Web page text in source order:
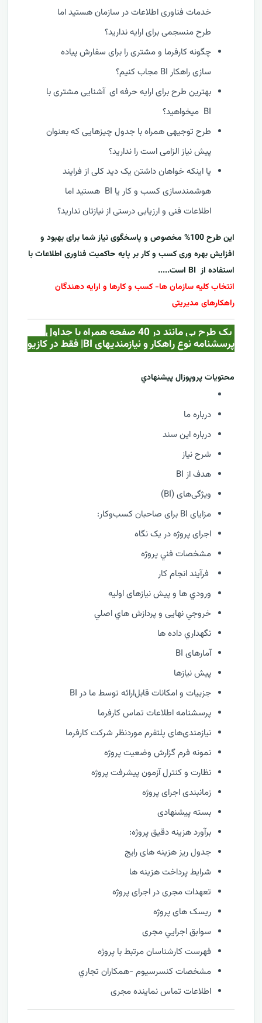
خدمات فناوری اطلاعات در سازمان هستید اما
طرح منسجمی برای ارایه ندارید؟
چگونه کارفرما و مشتری را برای سفارش پیاده
سازی راهکار BI مجاب کنیم؟
بهترین طرح برای ارایه حرفه ای آشنایی مشتری با
BI میخواهید؟
طرح توجیهی همراه با جدول چیزهایی که بعنوان
پیش نیاز الزامی است را ندارید؟
یا اینکه خواهان داشتن یک دید کلی از فرایند
هوشمندسازی کسب و کار یا BI هستید اما
اطلاعات فنی و ارزیابی درستی از نیازتان ندارید؟
این طرح 100% مخصوص و پاسخگوی نیاز شما برای بهبود و
افزایش بهره وری کسب و کار بر پایه حاکمیت فناوری اطلاعات با
استفاده از
است.....
انتخاب کلیه سازمان ها- کسب و کارها و ارایه دهندگان
راهکارهای مدیریتی
یک طرح بی مانند در 40 صفحه همراه با جداول
پرسشنامه نوع راهکار و نیازمندیهای BI| فقط در کازيو
محتويات پروپوزال پيشنهادي
درباره ما
درباره این سند
شرح نیاز
هدف از BI
ویژگی‌های (BI)
مزایای BI برای صاحبان کسب‌وکار:
اجرای پروژه در یک نگاه
مشخصات فني پروژه
فرآيند انجام کار
ورودي ها و پیش نیازهای اولیه
خروجي نهایی و پردازش هاي اصلي
نگهداري داده ها
آمارهای BI
پیش نیازها
جزییات و امکانات قابل‌ارائه توسط ما در BI
پرسشنامه اطلاعات تماس کارفرما
نیازمندی‌های پلتفرم موردنظر شرکت کارفرما
نمونه فرم گزارش وضعيت پروژه
نظارت و كنترل آزمون پیشرفت پروژه
زمانبندی اجرای پروژه
بسته پیشنهادی
برآورد هزینه دقیق پروژه:
جدول ریز هزینه های رایج
شرایط پرداخت هزینه ها
تعهدات مجری در اجرای پروژه
ریسک های پروژه
سوابق اجرايي مجری
فهرست كارشناسان مرتبط با پروژه
مشخصات كنسرسيوم -همكاران تجاري
اطلاعات تماس نماینده مجری